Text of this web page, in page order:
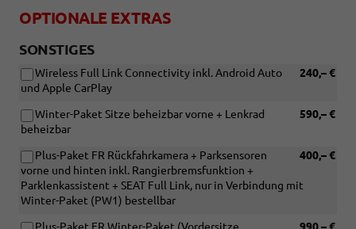
OPTIONALE EXTRAS
SONSTIGES
240,– €
Wireless Full Link Connectivity inkl. Android Auto
und Apple CarPlay
590,– €
Winter-Paket Sitze beheizbar vorne + Lenkrad
beheizbar
400,– €
Plus-Paket FR Rückfahrkamera + Parksensoren
vorne und hinten inkl. Rangierbremsfunktion +
Parklenkassistent + SEAT Full Link, nur in Verbindung mit
Winter-Paket (PW1) bestellbar